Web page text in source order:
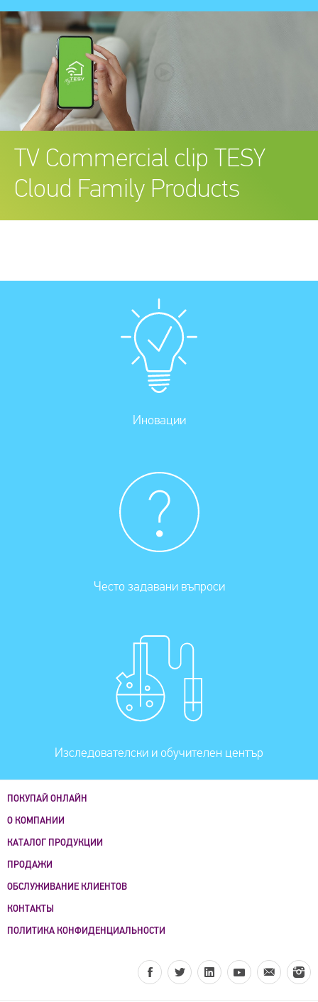
Презентация
TV Commercial clip TESY
Cloud Family Products
Иновации
Често задавани въпроси
Изследователски и обучителен център
ПОКУПАЙ ОНЛАЙН
О КОМПАНИИ
КАТАЛОГ ПРОДУКЦИИ
ПРОДАЖИ
ОБСЛУЖИВАНИЕ КЛИЕНТОВ
КОНТАКТЫ
ПОЛИТИКА КОНФИДЕНЦИАЛЬНОСТИ